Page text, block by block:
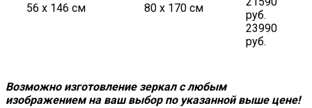
56 х 146 см
80 х 170 см
руб.
23990
руб.
Возможно изготовление зеркал с любым
изображением на ваш выбор по указанной выше цене!